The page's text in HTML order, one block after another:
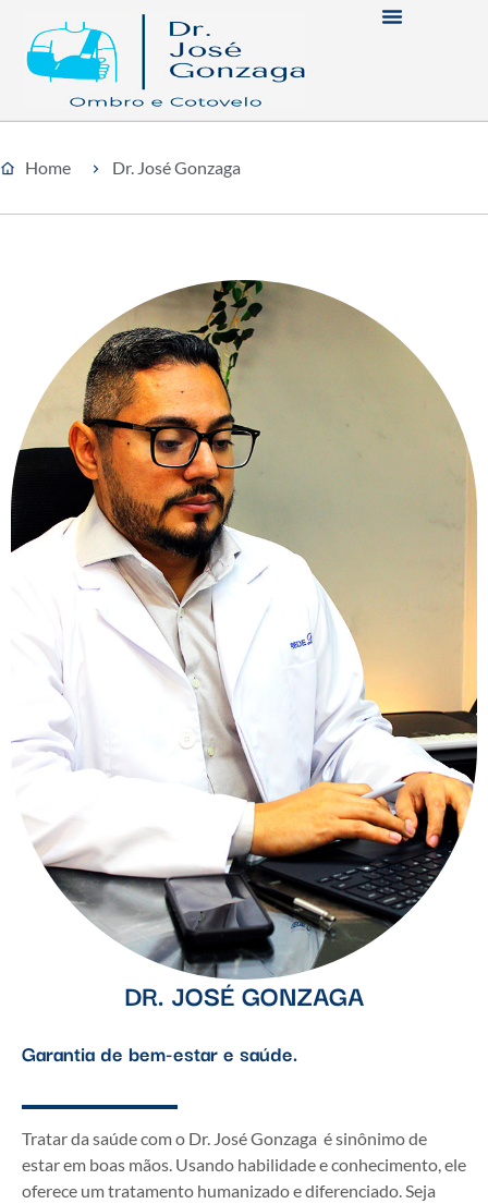
Home Dr. José Gonzaga
DR. JOSÉ GONZAGA
Garantia de bem-estar e saúde.
Tratar da saúde com o Dr. José Gonzaga é sinônimo de
estar em boas mãos. Usando habilidade e conhecimento, ele
oferece um tratamento humanizado e diferenciado. Seja